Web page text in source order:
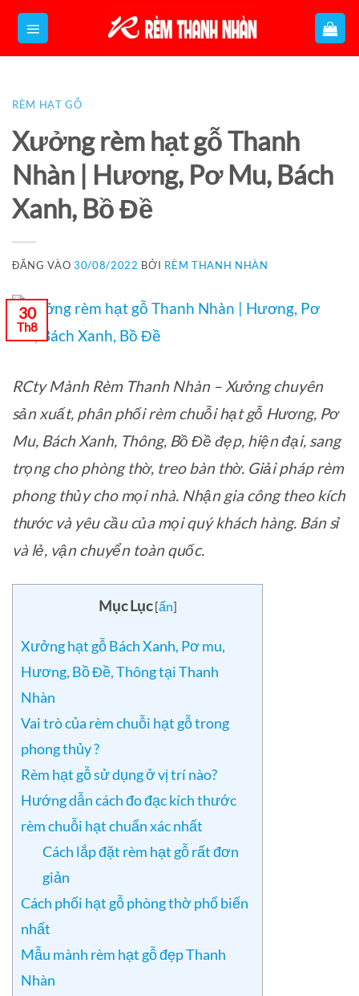
qua
dung
RÈM HẠT GỖ
Xưởng rèm hạt gỗ Thanh
Nhàn | Hương, Pơ Mu, Bách
Xanh, Bồ Đề
ĐĂNG VÀO30/08/2022 BỞI RÈM THANH NHÀN
30
Th8
RCty Mành Rèm Thanh Nhàn – Xưởng chuyên
sản xuất, phân phối rèm chuỗi hạt gỗ Hương, Pơ
Mu, Bách Xanh, Thông, Bồ Đề đẹp, hiện đại, sang
trọng cho phòng thờ, treo bàn thờ. Giải pháp rèm
phong thủy cho mọi nhà. Nhận gia công theo kích
thước và yêu cầu của mọi quý khách hàng. Bán sỉ
và lẻ, vận chuyển toàn quốc.
Mục Lục [ẩn]
Xưởng hạt gỗ Bách Xanh, Pơ mu,
Hương, Bồ Đề, Thông tại Thanh
Nhàn
Vai trò của rèm chuỗi hạt gỗ trong
phong thủy ?
Rèm hạt gỗ sử dụng ở vị trí nào?
Hướng dẫn cách đo đạc kích thước
rèm chuỗi hạt chuẩn xác nhất
Cách lắp đặt rèm hạt gỗ rất đơn
giản
Cách phối hạt gỗ phòng thờ phổ biến
nhất
Mẫu mành rèm hạt gỗ đẹp Thanh
Nhàn